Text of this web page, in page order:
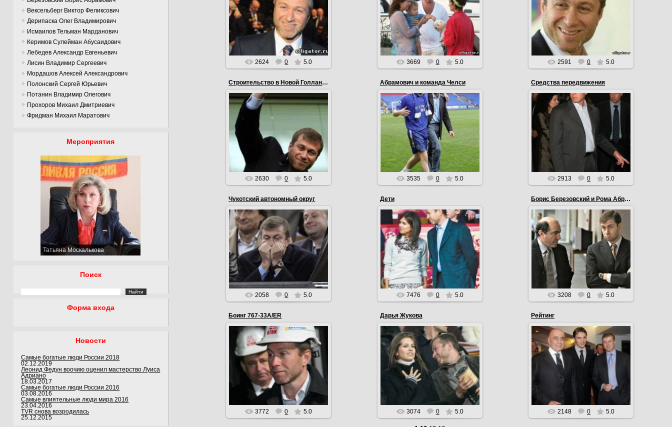
Вексельберг Виктор Феликсович
Дерипаска Олег Владимирович
Исмаилов Тельман Марданович
Керимов Сулейман Абусаидович
Лебедев Александр Евгеньевич
Лисин Владимир Сергеевич
Мордашов Алексей Александрович
Полонский Сергей Юрьевич
Потанин Владимир Олегович
Прохоров Михаил Дмитриевич
Фридман Михаил Маратович
Мероприятия
Татьяна Москалькова
Поиск
Форма входа
Новости
Самые богатые люди России 2018
02.12.2019
Леонид Федун воочию оценил мастерство Луиса
Адриано
18.03.2017
Самые богатые люди России 2016
03.08.2016
Самые влиятельные люди мира 2016
23.04.2016
TVR снова возродилась
25.12.2015
Роман Абрамович в феврале 2011
года продал остальные
принадлежащие ему 25% акций
Первого канала миллиардеру
Юрию Кова...
EmiL
2624 0 5.0
Специально для годовалого сына
Абрамовича Аарона голливудский
актер Бен Стиллер сыграл
Санта-Клауса за $1 млн..
EmiL
3669 0 5.0
Абрамович потратил на Новый
год $7,5 млн. и встретил его с
голливудскими звездами: Джордж
Лукас, Деми Мур, Эштон Катч...
EmiL
2591 0 5.0
Строительство в Новой Голландии
02.12.2010
В ноябре 2010 года, учрежденная
Романом Абрамовичем
строительная компания ООО
"Новая Голландия Девелопмент",
выиграла...
EmiL
2630 0 5.0
Абрамович и команда Челси
06.08.2010
EmiL
3535 0 5.0
Средства передвижения
27.04.2010
Абрамович владеет Ferrari FXX,
стоимостью 2,2 млн долл. всего
произведено 30 таких
автомобилей. Он также владеет
EmiL
2913 0 5.0
Чукотский автономный округ
27.04.2010
22 октября 2008 года Роман был
избран на пост председателя
думы Чукотского автономного
округа. Кандидатуру Романа Абр...
EmiL
2058 0 5.0
Дети
27.04.2010
От второго брака у Абрамовича
пять детей
EmiL
7476 0 5.0
Борис Березовский и Рома Абрамович
27.04.2010
В октябре 2007 Березовский лично
вручил Роману Абрамовичу
повестку в суд, бизнесмен
считает , что его бывший
партнёр ...
EmiL
3208 0 5.0
Боинг 767-33A/ER
27.04.2010
Роману принадлежит частный
Боинг 767-33A/ER, известный как
«Бандит» из-за деталей покраски
кабины
EmiL
3772 0 5.0
Дарья Жукова
27.04.2010
5 декабря 2009 года газета «The
Daily Mirror» сообщила о рождении
сына Жуковой и Абрамовича
EmiL
3074 0 5.0
Рейтинг
27.04.2010
В марте 2009 года,
предприниматель занял 51 место
в списке миллиардеров со всего
EmiL
2148 0 5.0